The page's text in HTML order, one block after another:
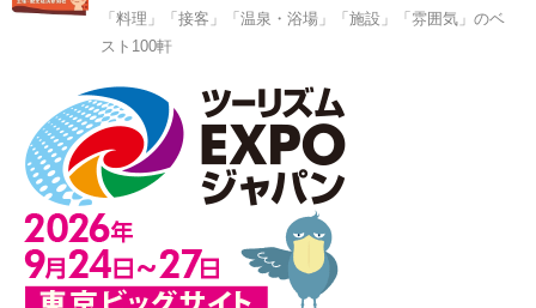
「料理」「接客」「温泉・浴場」「施設」「雰囲気」のベ
スト100軒